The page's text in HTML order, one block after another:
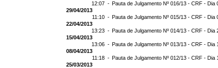
12:07 - Pauta de Julgamento Nº 016/13 - CRF - Dia
29/04/2013
11:10 - Pauta de Julgamento Nº 015/13 - CRF - Dia
22/04/2013
13:23 - Pauta de Julgamento Nº 014/13 - CRF - Dia
15/04/2013
13:06 - Pauta de Julgamento Nº 013/13 - CRF - Dia
08/04/2013
11:18 - Pauta de Julgamento Nº 012/13 - CRF - Dia
25/03/2013